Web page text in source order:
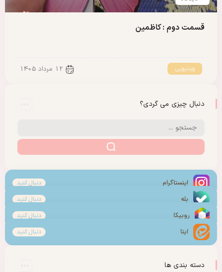
قسمت دوم : کاظمین
ویدیویی 12 مرداد 1405
دنبال چیزی می گردی؟
اینستاگرام دنبال کنید
بله دنبال کنید
روبیکا دنبال کنید
ایتا دنبال کنید
دسته بندی ها